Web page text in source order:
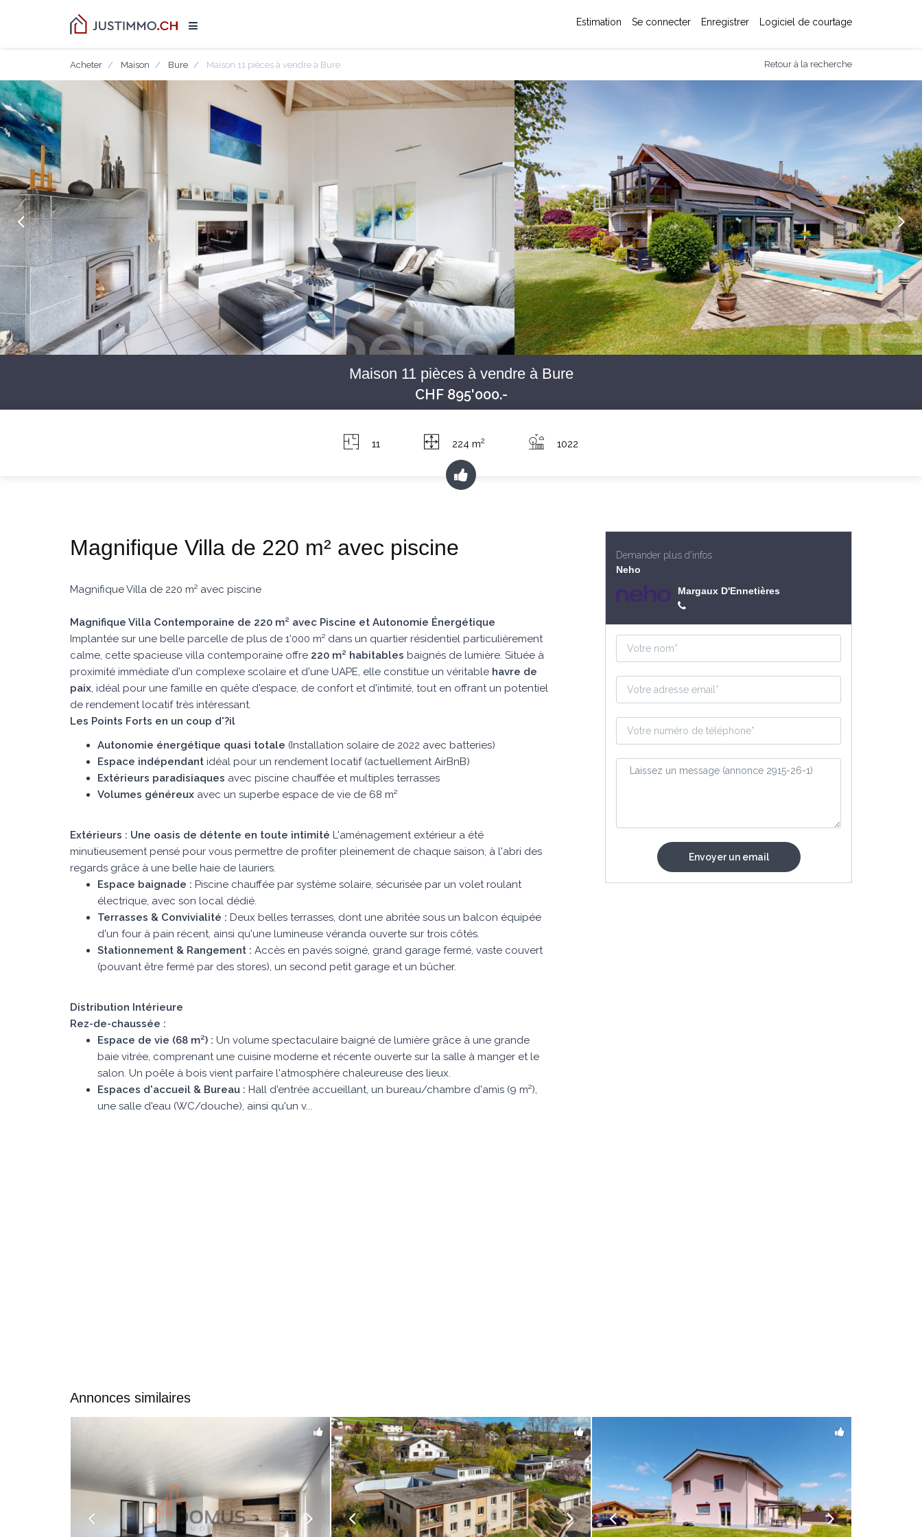
Estimation Se connecter Enregistrer Logiciel de courtage
Acheter Maison Bure Maison 11 pièces à vendre à Bure Retour à la recherche
Maison 11 pièces à vendre à Bure
CHF 895'000.-
11 224 m2 1022
Magnifique Villa de 220 m² avec piscine
Magnifique Villa de 220 m² avec piscine
Magnifique Villa Contemporaine de 220 m² avec Piscine et Autonomie Énergétique
Implantée sur une belle parcelle de plus de 1'000 m² dans un quartier résidentiel particulièrement
calme, cette spacieuse villa contemporaine offre 220 m² habitables baignés de lumière. Située à
proximité immédiate d'un complexe scolaire et d'une UAPE, elle constitue un véritable havre de
paix, idéal pour une famille en quête d'espace, de confort et d'intimité, tout en offrant un potentiel
de rendement locatif très intéressant.
Les Points Forts en un coup d'?il
Autonomie énergétique quasi totale (Installation solaire de 2022 avec batteries)
Espace indépendant idéal pour un rendement locatif (actuellement AirBnB)
Extérieurs paradisiaques avec piscine chauffée et multiples terrasses
Volumes généreux avec un superbe espace de vie de 68 m²
Extérieurs : Une oasis de détente en toute intimité L'aménagement extérieur a été
minutieusement pensé pour vous permettre de profiter pleinement de chaque saison, à l'abri des
regards grâce à une belle haie de lauriers.
Espace baignade : Piscine chauffée par système solaire, sécurisée par un volet roulant
électrique, avec son local dédié.
Terrasses & Convivialité : Deux belles terrasses, dont une abritée sous un balcon équipée
d'un four à pain récent, ainsi qu'une lumineuse véranda ouverte sur trois côtés.
Stationnement & Rangement : Accès en pavés soigné, grand garage fermé, vaste couvert
(pouvant être fermé par des stores), un second petit garage et un bûcher.
Distribution Intérieure
Rez-de-chaussée :
Espace de vie (68 m²) : Un volume spectaculaire baigné de lumière grâce à une grande
baie vitrée, comprenant une cuisine moderne et récente ouverte sur la salle à manger et le
salon. Un poêle à bois vient parfaire l'atmosphère chaleureuse des lieux.
Espaces d'accueil & Bureau : Hall d'entrée accueillant, un bureau/chambre d'amis (9 m²),
une salle d'eau (WC/douche), ainsi qu'un v...
Demander plus d'infos
Neho
Margaux D'Ennetières
Annonces similaires